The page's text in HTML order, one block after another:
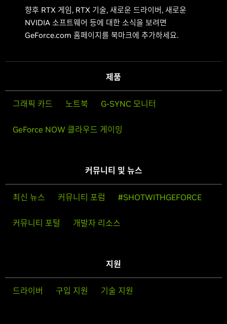
향후 RTX 게임, RTX 기술, 새로운 드라이버, 새로운
NVIDIA 소프트웨어 등에 대한 소식을 보려면
GeForce.com 홈페이지를 북마크에 추가하세요.
제품
그래픽 카드 노트북 G-SYNC 모니터
GeForce NOW 클라우드 게이밍
커뮤니티 및 뉴스
최신 뉴스 커뮤니티 포럼 #SHOTWITHGEFORCE
커뮤니티 포털 개발자 리소스
지원
드라이버 구입 지원 기술 지원